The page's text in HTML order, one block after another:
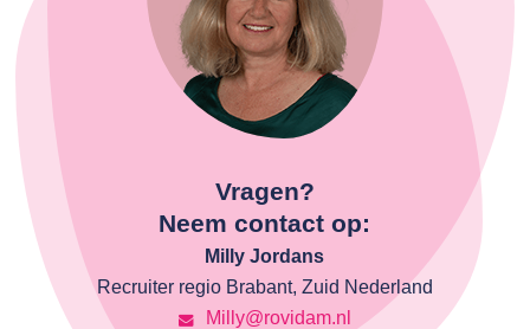
Vragen?
Neem contact op:
Milly Jordans
Recruiter regio Brabant, Zuid Nederland
Milly@rovidam.nl